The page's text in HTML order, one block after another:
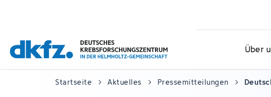
Über
Startseite Aktuelles Pressemitteilungen